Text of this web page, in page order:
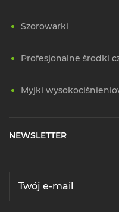
Szorowarki
Profesjonalne środki
Myjki
NEWSLETTER